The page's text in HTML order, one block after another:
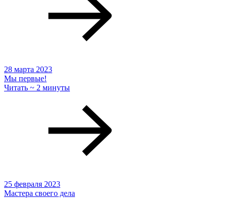
28 марта 2023
Мы первые!
Читать ~ 2 минуты
25 февраля 2023
Мастера своего дела